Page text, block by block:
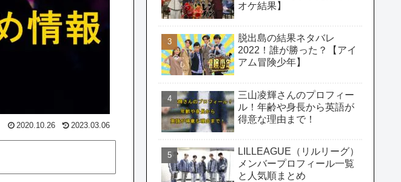
2020.10.26 2023.03.06
オケ結果】
脱出島の結果ネタバレ
2022！誰が勝った？【アイ
アム冒険少年】
三山凌輝さんのプロフィー
ル！年齢や身長から英語が
得意な理由まで！
LILLEAGUE（リルリーグ）
メンバープロフィール一覧
と人気順まとめ